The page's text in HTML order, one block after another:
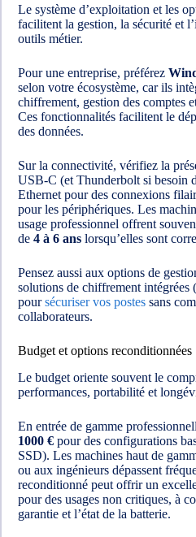
Le système d’exploitation et les
facilitent la gestion, la sécurité et
outils métier.
Pour une entreprise, préférez
selon votre écosystème, car ils
chiffrement, gestion des comptes
Ces fonctionnalités facilitent le
des données.
Sur la connectivité, vérifiez la
USB-C (et Thunderbolt si besoin
Ethernet pour des connexions
pour les périphériques. Les
usage professionnel offrent
de 4 à 6 ans lorsqu’elles sont
Pensez aussi aux options de
solutions de chiffrement
poursécuriser vos postes sans
collaborateurs.
Budget et options reconditionnées
Le budget oriente souvent le
performances, portabilité et
En entrée de gamme
1000 € pour des configurations
SSD). Les machines haut de
ou aux ingénieurs dépassent
reconditionné peut offrir un
pour des usages non critiques, à
garantie et l’état de la batterie.